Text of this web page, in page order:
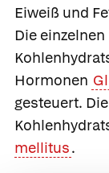
Eiweiß und
Die
Hormonen
gesteuert.
mellitus.